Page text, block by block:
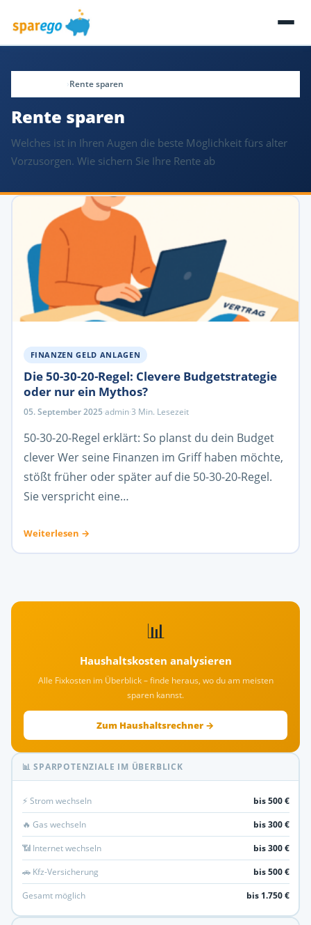
Rente sparen
Rente sparen
Welches ist in Ihren Augen die beste Möglichkeit fürs alter
Vorzusorgen. Wie sichern Sie Ihre Rente ab
FINANZEN GELD ANLAGEN
Die 50-30-20-Regel: Clevere Budgetstrategie
oder nur ein Mythos?
05. September 2025·admin·3 Min. Lesezeit
50-30-20-Regel erklärt: So planst du dein Budget
clever Wer seine Finanzen im Griff haben möchte,
stößt früher oder später auf die 50-30-20-Regel.
Sie verspricht eine…
Weiterlesen →
📊
Haushaltskosten analysieren
Alle Fixkosten im Überblick – finde heraus, wo du am meisten
sparen kannst.
Zum Haushaltsrechner →
📊 SPARPOTENZIALE IM ÜBERBLICK
⚡ Strom wechseln
bis 500 €
🔥 Gas wechseln
bis 300 €
📶 Internet wechseln
bis 300 €
🚗 Kfz-Versicherung
bis 500 €
Gesamt möglich
bis 1.750 €